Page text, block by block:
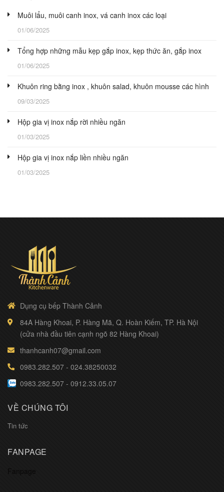
Muôi lẩu, muôi canh inox, vá canh inox các loại
01/06/2025
Tổng hợp những mẫu kẹp gắp inox, kẹp thức ăn, gắp inox
01/06/2025
Khuôn ring bằng inox , khuôn salad, khuôn mousse các hình
09/03/2025
Hộp gia vị inox nắp rời nhiều ngăn
01/03/2025
Hộp gia vị inox nắp liền nhiều ngăn
01/03/2025
Dụng cụ bếp Thành Cảnh
84A Hàng Khoai, P. Hàng Mã, Q. Hoàn Kiếm, TP. Hà Nội
(cửa nhà đầu tiên cạnh ngõ 82 Hàng Khoai)
thanhcanh07@gmail.com
0983.282.507 - 024.38250032
0983.282.507 - 0912.33.05.07
VỀ CHÚNG TÔI
Tin tức
FANPAGE